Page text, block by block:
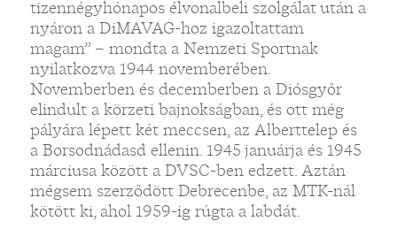
tizennégyhónapos élvonalbeli szolgálat után a
nyáron a DiMAVAG-hoz igazoltattam
magam” – mondta a Nemzeti Sportnak
nyilatkozva 1944 novemberében.
Novemberben és decemberben a Diósgyőr
elindult a körzeti bajnokságban, és ott még
pályára lépett két meccsen, az Alberttelep és
a Borsodnádasd ellenin. 1945 januárja és 1945
márciusa között a DVSC-ben edzett. Aztán
mégsem szerződött Debrecenbe, az MTK-nál
kötött ki, ahol 1959-ig rúgta a labdát.